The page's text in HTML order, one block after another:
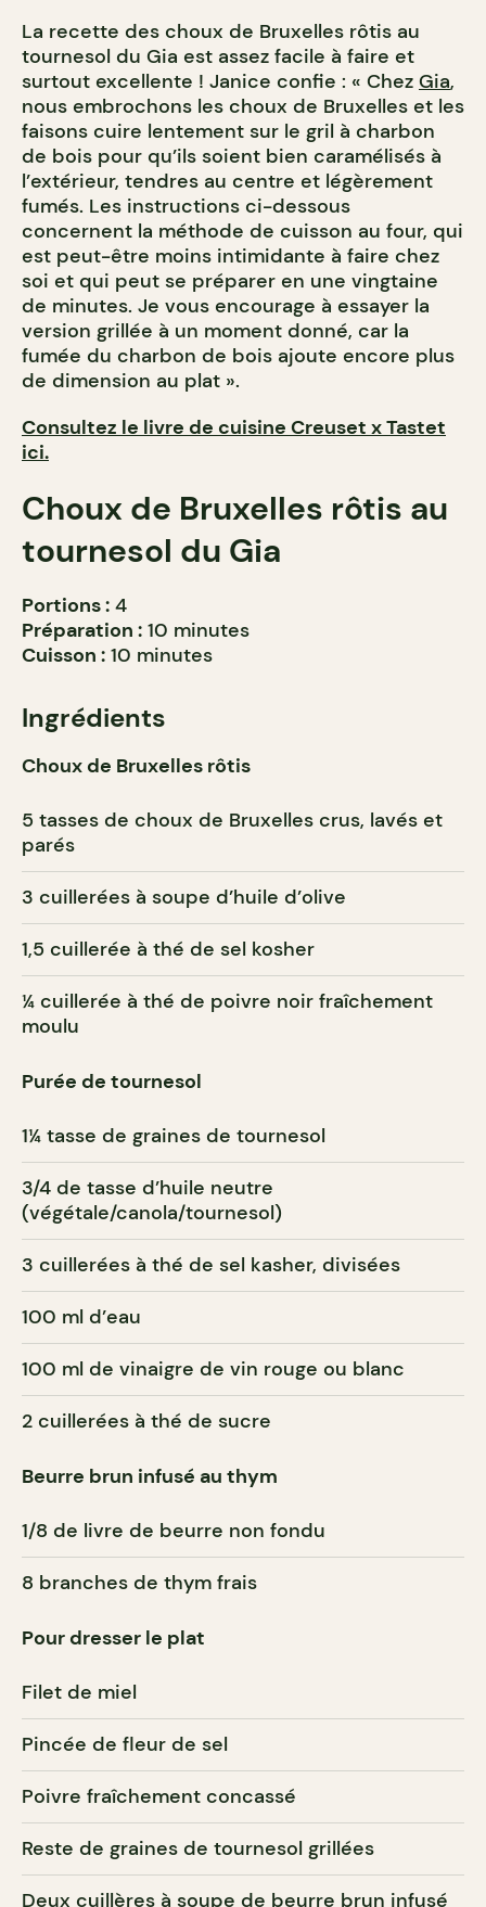
La recette des choux de Bruxelles rôtis au
tournesol du Gia est assez facile à faire et
surtout excellente ! Janice confie : « Chez Gia,
nous embrochons les choux de Bruxelles et les
faisons cuire lentement sur le gril à charbon
de bois pour qu’ils soient bien caramélisés à
l’extérieur, tendres au centre et légèrement
fumés. Les instructions ci-dessous
concernent la méthode de cuisson au four, qui
est peut-être moins intimidante à faire chez
soi et qui peut se préparer en une vingtaine
de minutes. Je vous encourage à essayer la
version grillée à un moment donné, car la
fumée du charbon de bois ajoute encore plus
de dimension au plat ».
Consultez le livre de cuisine Creuset x Tastet
ici.
Choux de Bruxelles rôtis au
tournesol du Gia
Portions : 4
Préparation : 10 minutes
Cuisson : 10 minutes
Ingrédients
Choux de Bruxelles rôtis
5 tasses de choux de Bruxelles crus, lavés et
parés
3 cuillerées à soupe d’huile d’olive
1,5 cuillerée à thé de sel kosher
¼ cuillerée à thé de poivre noir fraîchement
moulu
Purée de tournesol
1¼ tasse de graines de tournesol
3/4 de tasse d’huile neutre
(végétale/canola/tournesol)
3 cuillerées à thé de sel kasher, divisées
100 ml d’eau
100 ml de vinaigre de vin rouge ou blanc
2 cuillerées à thé de sucre
Beurre brun infusé au thym
1/8 de livre de beurre non fondu
8 branches de thym frais
Pour dresser le plat
Filet de miel
Pincée de fleur de sel
Poivre fraîchement concassé
Reste de graines de tournesol grillées
Deux cuillères à soupe de beurre brun infusé